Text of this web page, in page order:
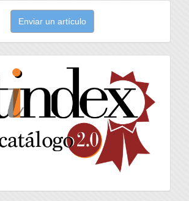
Enviar un artículo